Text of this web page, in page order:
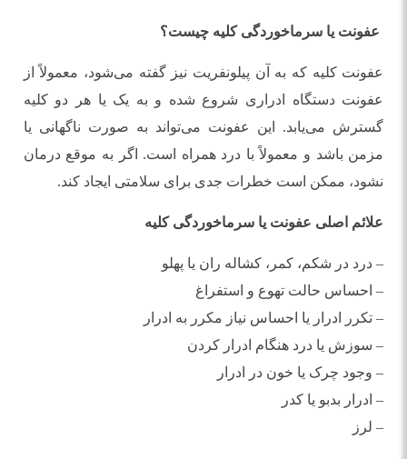
عفونت یا سرماخوردگی کلیه چیست؟
عفونت کلیه که به آن پیلونفریت نیز گفته می‌شود، معمولاً از
عفونت دستگاه ادراری شروع شده و به یک یا هر دو کلیه
گسترش می‌یابد. این عفونت می‌تواند به صورت ناگهانی یا
مزمن باشد و معمولاً با درد همراه است. اگر به موقع درمان
نشود، ممکن است خطرات جدی برای سلامتی ایجاد کند.
علائم اصلی عفونت یا سرماخوردگی کلیه
– درد در شکم، کمر، کشاله ران یا پهلو
– احساس حالت تهوع و استفراغ
– تکرر ادرار یا احساس نیاز مکرر به ادرار
– سوزش یا درد هنگام ادرار کردن
– وجود چرک یا خون در ادرار
– ادرار بدبو یا کدر
– لرز